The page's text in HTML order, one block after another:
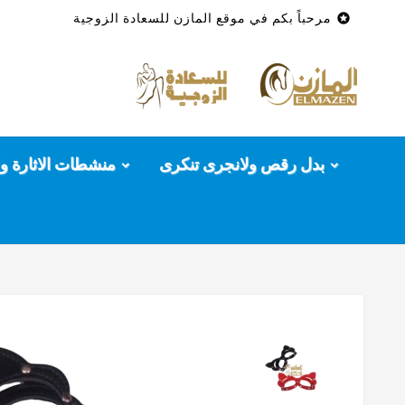
 مرحباً بكم في موقع المازن للسعادة الزوجية
بدل رقص ولانجرى تنكرى منشطات الاثارة